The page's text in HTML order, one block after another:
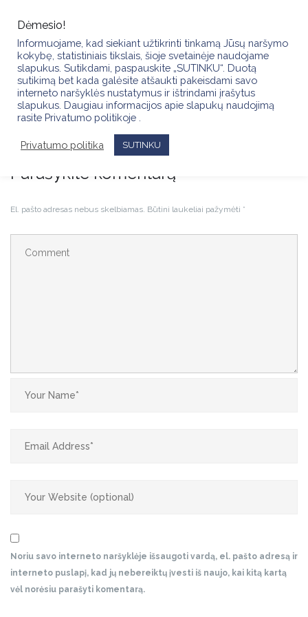
content
omckigsaparis202525
Parašykite komentarą
El. pašto adresas nebus skelbiamas. Būtini laukeliai pažymėti *
Noriu savo interneto naršyklėje išsaugoti vardą, el. pašto adresą ir
interneto puslapį, kad jų nebereiktų įvesti iš naujo, kai kitą kartą
vėl norėsiu parašyti komentarą.
Dėmesio!
Informuojame, kad siekiant užtikrinti tinkamą Jūsų naršymo
kokybę, statistiniais tikslais, šioje svetainėje naudojame
slapukus. Sutikdami, paspauskite „SUTINKU“. Duotą
sutikimą bet kada galėsite atšaukti pakeisdami savo
interneto naršyklės nustatymus ir ištrindami įrašytus
slapukus. Daugiau informacijos apie slapukų naudojimą
rasite Privatumo politikoje .
Privatumo politika SUTINKU